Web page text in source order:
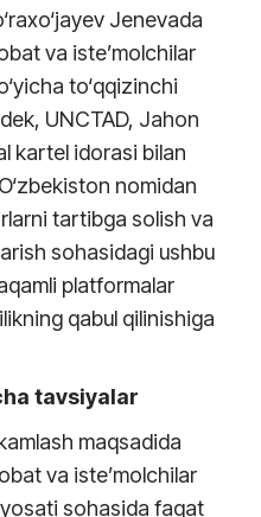
Jenevada
va iste’molchilar
to‘qqizinchi
UNCTAD, Jahon
kartel idorasi bilan
nomidan
tartibga solish va
sohasidagi ushbu
platformalar
qabul qilinishiga
tavsiyalar
maqsadida
va iste’molchilar
sohasida faqat